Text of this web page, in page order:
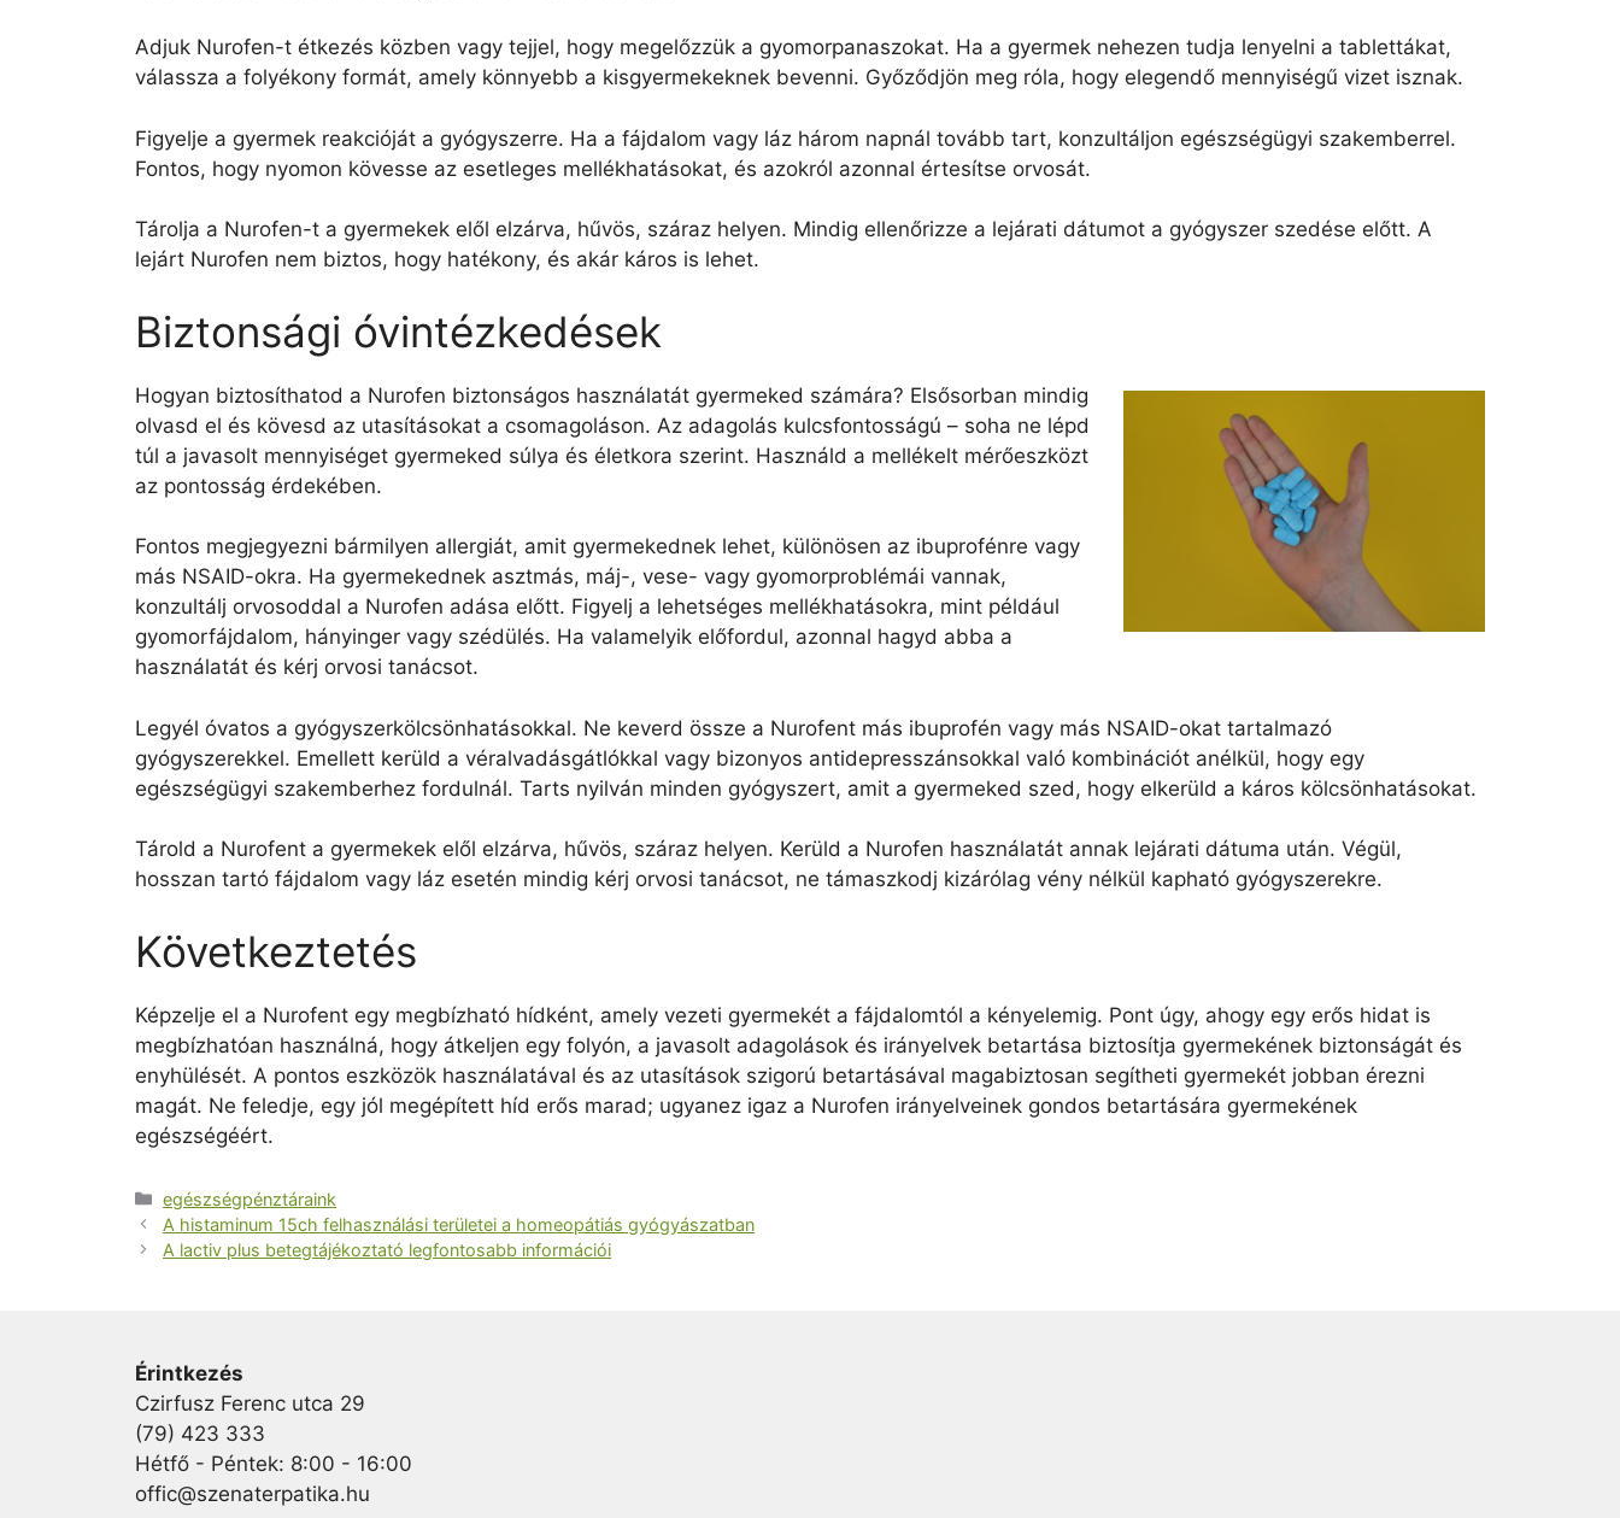
Adjuk Nurofen-t étkezés közben vagy tejjel, hogy megelőzzük a gyomorpanaszokat. Ha a gyermek nehezen tudja lenyelni a tablettákat,
válassza a folyékony formát, amely könnyebb a kisgyermekeknek bevenni. Győződjön meg róla, hogy elegendő mennyiségű vizet isznak.
Figyelje a gyermek reakcióját a gyógyszerre. Ha a fájdalom vagy láz három napnál tovább tart, konzultáljon egészségügyi szakemberrel.
Fontos, hogy nyomon kövesse az esetleges mellékhatásokat, és azokról azonnal értesítse orvosát.
Tárolja a Nurofen-t a gyermekek elől elzárva, hűvös, száraz helyen. Mindig ellenőrizze a lejárati dátumot a gyógyszer szedése előtt. A
lejárt Nurofen nem biztos, hogy hatékony, és akár káros is lehet.
Biztonsági óvintézkedések
Hogyan biztosíthatod a Nurofen biztonságos használatát gyermeked számára? Elsősorban mindig
olvasd el és kövesd az utasításokat a csomagoláson. Az adagolás kulcsfontosságú – soha ne lépd
túl a javasolt mennyiséget gyermeked súlya és életkora szerint. Használd a mellékelt mérőeszközt
az pontosság érdekében.
Fontos megjegyezni bármilyen allergiát, amit gyermekednek lehet, különösen az ibuprofénre vagy
más NSAID-okra. Ha gyermekednek asztmás, máj-, vese- vagy gyomorproblémái vannak,
konzultálj orvosoddal a Nurofen adása előtt. Figyelj a lehetséges mellékhatásokra, mint például
gyomorfájdalom, hányinger vagy szédülés. Ha valamelyik előfordul, azonnal hagyd abba a
használatát és kérj orvosi tanácsot.
Legyél óvatos a gyógyszerkölcsönhatásokkal. Ne keverd össze a Nurofent más ibuprofén vagy más NSAID-okat tartalmazó
gyógyszerekkel. Emellett kerüld a véralvadásgátlókkal vagy bizonyos antidepresszánsokkal való kombinációt anélkül, hogy egy
egészségügyi szakemberhez fordulnál. Tarts nyilván minden gyógyszert, amit a gyermeked szed, hogy elkerüld a káros kölcsönhatásokat.
Tárold a Nurofent a gyermekek elől elzárva, hűvös, száraz helyen. Kerüld a Nurofen használatát annak lejárati dátuma után. Végül,
hosszan tartó fájdalom vagy láz esetén mindig kérj orvosi tanácsot, ne támaszkodj kizárólag vény nélkül kapható gyógyszerekre.
Következtetés
Képzelje el a Nurofent egy megbízható hídként, amely vezeti gyermekét a fájdalomtól a kényelemig. Pont úgy, ahogy egy erős hidat is
megbízhatóan használná, hogy átkeljen egy folyón, a javasolt adagolások és irányelvek betartása biztosítja gyermekének biztonságát és
enyhülését. A pontos eszközök használatával és az utasítások szigorú betartásával magabiztosan segítheti gyermekét jobban érezni
magát. Ne feledje, egy jól megépített híd erős marad; ugyanez igaz a Nurofen irányelveinek gondos betartására gyermekének
egészségéért.
Kategória
egészségpénztáraink
A histaminum 15ch felhasználási területei a homeopátiás gyógyászatban
A lactiv plus betegtájékoztató legfontosabb információi
Érintkezés
Czirfusz Ferenc utca 29
(79) 423 333
Hétfő - Péntek: 8:00 - 16:00
offic@szenaterpatika.hu